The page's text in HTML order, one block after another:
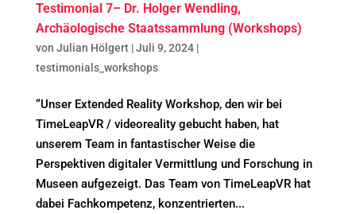
Testimonial 7– Dr. Holger Wendling,
Archäologische Staatssammlung (Workshops)
von Julian Hölgert|Juli 9, 2024|
testimonials_workshops
“Unser Extended Reality Workshop, den wir bei
TimeLeapVR / videoreality gebucht haben, hat
unserem Team in fantastischer Weise die
Perspektiven digitaler Vermittlung und Forschung in
Museen aufgezeigt. Das Team von TimeLeapVR hat
dabei Fachkompetenz, konzentrierten...